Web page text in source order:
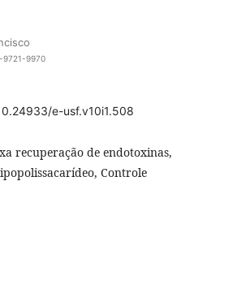
9970
e-usf.v10i1.508
recuperação de endotoxinas,
Controle